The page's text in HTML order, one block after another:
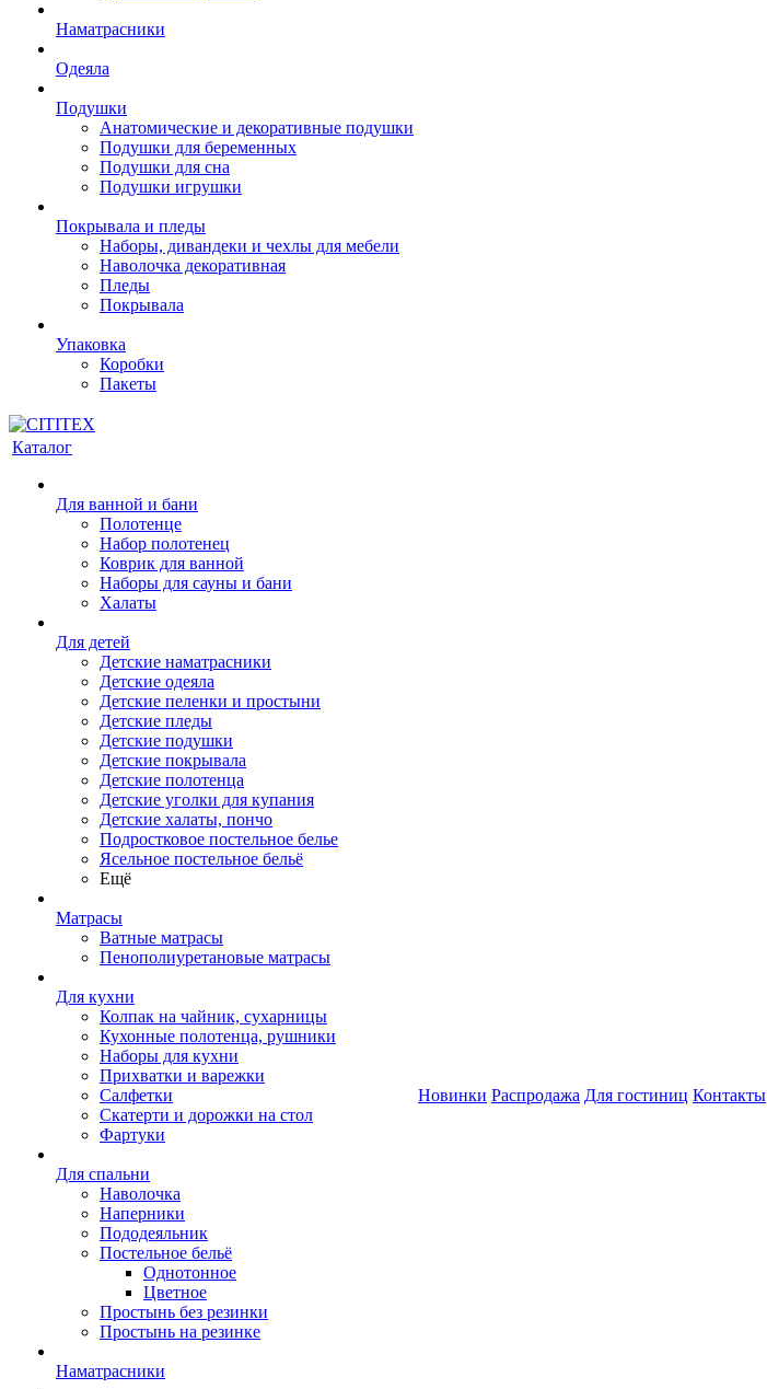
Наматрасники
Одеяла
Подушки
Анатомические и декоративные подушки
Подушки для беременных
Подушки для сна
Подушки игрушки
Покрывала и пледы
Наборы, дивандеки и чехлы для мебели
Наволочка декоративная
Пледы
Покрывала
Упаковка
Коробки
Пакеты
Каталог
Для ванной и бани
Полотенце
Набор полотенец
Коврик для ванной
Наборы для сауны и бани
Халаты
Для детей
Детские наматрасники
Детские одеяла
Детские пеленки и простыни
Детские пледы
Детские подушки
Детские покрывала
Детские полотенца
Детские уголки для купания
Детские халаты, пончо
Подростковое постельное белье
Ясельное постельное бельё
Ещё
Матрасы
Ватные матрасы
Пенополиуретановые матрасы
Для кухни
Колпак на чайник, сухарницы
Кухонные полотенца, рушники
Наборы для кухни
Прихватки и варежки
Салфетки
Скатерти и дорожки на стол
Фартуки
Для спальни
Наволочка
Наперники
Пододеяльник
Постельное бельё
Однотонное
Цветное
Простынь без резинки
Простынь на резинке
Наматрасники
Новинки Распродажа Для гостиниц Контакты